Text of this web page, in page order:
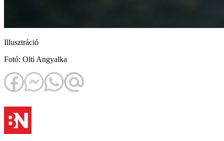
Illusztráció
Fotó: Olti Angyalka